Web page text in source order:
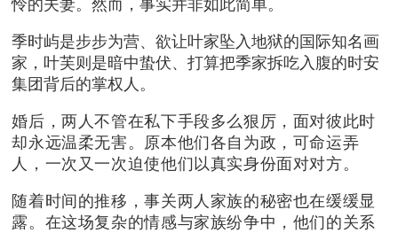
怜的夫妻。然而，事实并非如此简单。
季时屿是步步为营、欲让叶家坠入地狱的国际知名画
家，叶芙则是暗中蛰伏、打算把季家拆吃入腹的时安
集团背后的掌权人。
婚后，两人不管在私下手段多么狠厉，面对彼此时
却永远温柔无害。原本他们各自为政，可命运弄
人，一次又一次迫使他们以真实身份面对对方。
随着时间的推移，事关两人家族的秘密也在缓缓显
露。在这场复杂的情感与家族纷争中，他们的关系